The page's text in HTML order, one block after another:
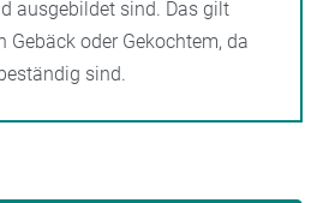
ausgebildet sind. Das gilt
Gebäck oder Gekochtem, da
sind.